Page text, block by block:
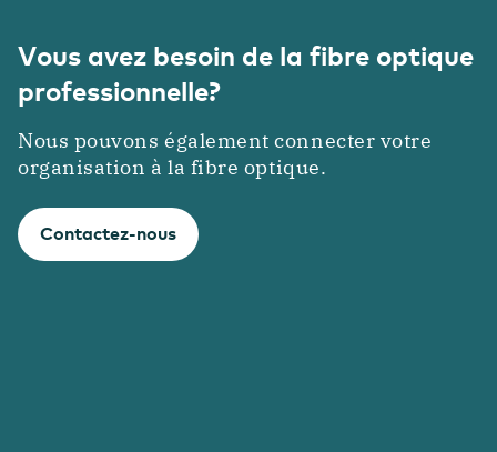
Vous avez besoin de la fibre optique
professionnelle?
Nous pouvons également connecter votre
organisation à la fibre optique.
Contactez-nous